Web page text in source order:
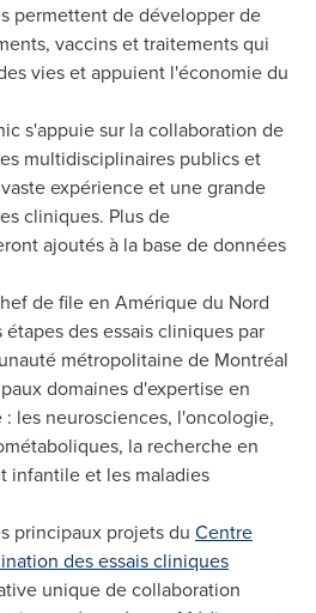
permettent de développer de
vaccins et traitements qui
vies et appuient l'économie du
s'appuie sur la collaboration de
multidisciplinaires publics et
expérience et une grande
cliniques. Plus de
ajoutés à la base de données
de file en Amérique du Nord
des essais cliniques par
métropolitaine de Montréal
domaines d'expertise en
les neurosciences, l'oncologie,
la recherche en
infantile et les maladies
principaux projets du Centre
des essais cliniques
unique de collaboration